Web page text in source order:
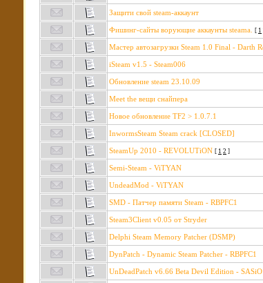
Защити свой steam-аккаунт
Фишинг-сайты ворующие аккаунты steamа. [ 1
Мастер автозагрузки Steam 1.0 Final - Darth
iSteam v1.5 - Steam006
Обновление steam 23.10.09
Meet the вещи снайпера
Новое обновление TF2 > 1.0.7.1
InwormsSteam Steam crack [CLOSED]
SteamUp 2010 - REVOLUTiON [ 1 2 ]
Semi-Steam - ViTYAN
UndeadMod - ViTYAN
SMD - Патчер памяти Steam - RBPFC1
Steam3Client v0.05 от Stryder
Delphi Steam Memory Patcher (DSMP)
DynPatch - Dynamic Steam Patcher - RBPFC1
UnDeadPatch v6.66 Beta Devil Edition - SASiO